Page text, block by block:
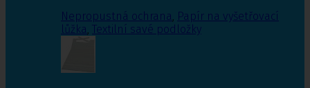
Nepropustná ochrana, Papír na vyšetřovací
lůžka, Textilní savé podložky